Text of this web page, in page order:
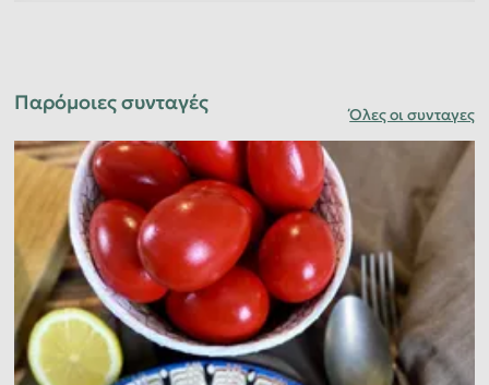
Παρόμοιες συνταγές Όλες οι συνταγες